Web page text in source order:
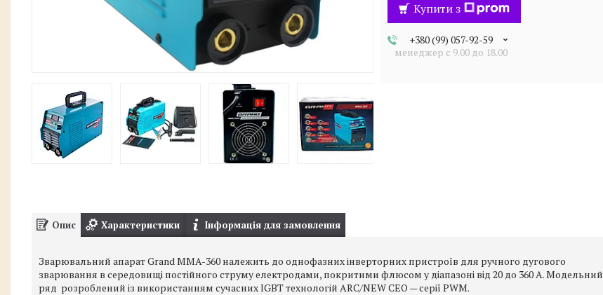
Купити з
+380 (99) 057-92-59
менеджер c 9.00 до 18.00
Опис Характеристики Інформація для замовлення
Зварювальний апарат Grand MMA-360 належить до однофазних інверторних пристроїв для ручного дугового
зварювання в середовищі постійного струму електродами, покритими флюсом у діапазоні від 20 до 360 А. Модельний
ряд розроблений із використанням сучасних IGBT технологій ARC/NEW CEO — серії PWM.